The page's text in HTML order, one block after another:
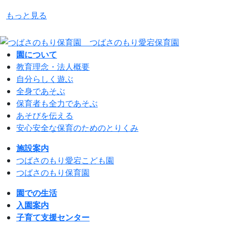
もっと見る
園について
教育理念・法人概要
自分らしく遊ぶ
全身であそぶ
保育者も全力であそぶ
あそびを伝える
安心安全な保育のためのとりくみ
施設案内
つばさのもり愛宕こども園
つばさのもり保育園
園での生活
入園案内
子育て支援センター